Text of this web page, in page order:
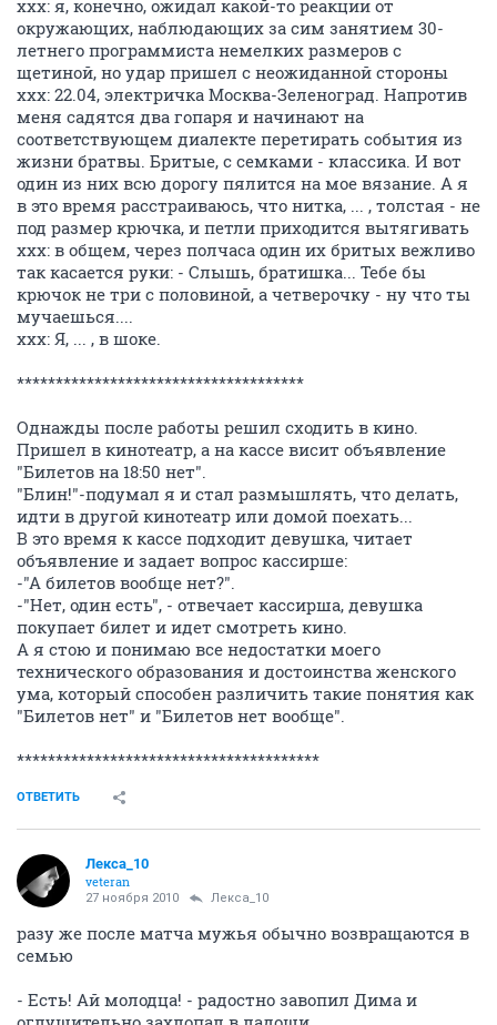
ххх: я, конечно, ожидал какой-то реакции от
окружающих, наблюдающих за сим занятием 30-
летнего программиста немелких размеров с
щетиной, но удар пришел с неожиданной стороны
ххх: 22.04, электричка Москва-Зеленоград. Напротив
меня садятся два гопаря и начинают на
соответствующем диалекте перетирать события из
жизни братвы. Бритые, с семками - классика. И вот
один из них всю дорогу пялится на мое вязание. А я
в это время расстраиваюсь, что нитка, ... , толстая - не
под размер крючка, и петли приходится вытягивать
ххх: в общем, через полчаса один их бритых вежливо
так касается руки: - Слышь, братишка... Тебе бы
крючок не три с половиной, а четверочку - ну что ты
мучаешься....
ххх: Я, ... , в шоке.
*************************************
Однажды после работы решил сходить в кино.
Пришел в кинотеатр, а на кассе висит объявление
"Билетов на 18:50 нет".
"Блин!"-подумал я и стал размышлять, что делать,
идти в другой кинотеатр или домой поехать...
В это время к кассе подходит девушка, читает
объявление и задает вопрос кассирше:
-"А билетов вообще нет?".
-"Нет, один есть", - отвечает кассирша, девушка
покупает билет и идет смотреть кино.
А я стою и понимаю все недостатки моего
технического образования и достоинства женского
ума, который способен различить такие понятия как
"Билетов нет" и "Билетов нет вообще".
***************************************
ОТВЕТИТЬ
Лекса_10
veteran
27 ноября 2010 Лекса_10
разу же после матча мужья обычно возвращаются в
семью
- Есть! Ай молодца! - радостно завопил Дима и